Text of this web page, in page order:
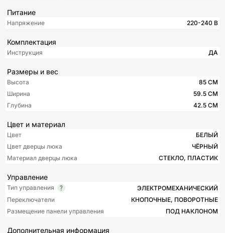
Питание
Напряжение 220-240 В
Комплектация
Инструкция ДА
Размеры и вес
Высота
85 СМ
Ширина
59.5 СМ
Глубина
42.5 СМ
Цвет и материал
Цвет
БЕЛЫЙ
Цвет дверцы люка
ЧЁРНЫЙ
Материал дверцы люка
СТЕКЛО, ПЛАСТИК
Управление
Тип управления
ЭЛЕКТРОМЕХАНИЧЕСКИЙ
Переключатели
КНОПОЧНЫЕ, ПОВОРОТНЫЕ
Размещение панели управления
ПОД НАКЛОНОМ
Дополнительная информация